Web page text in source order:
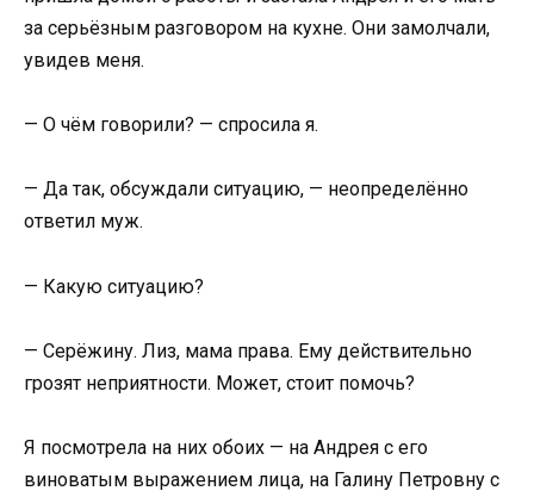
за серьёзным разговором на кухне. Они замолчали,
увидев меня.
— О чём говорили? — спросила я.
— Да так, обсуждали ситуацию, — неопределённо
ответил муж.
— Какую ситуацию?
— Серёжину. Лиз, мама права. Ему действительно
грозят неприятности. Может, стоит помочь?
Я посмотрела на них обоих — на Андрея с его
виноватым выражением лица, на Галину Петровну с